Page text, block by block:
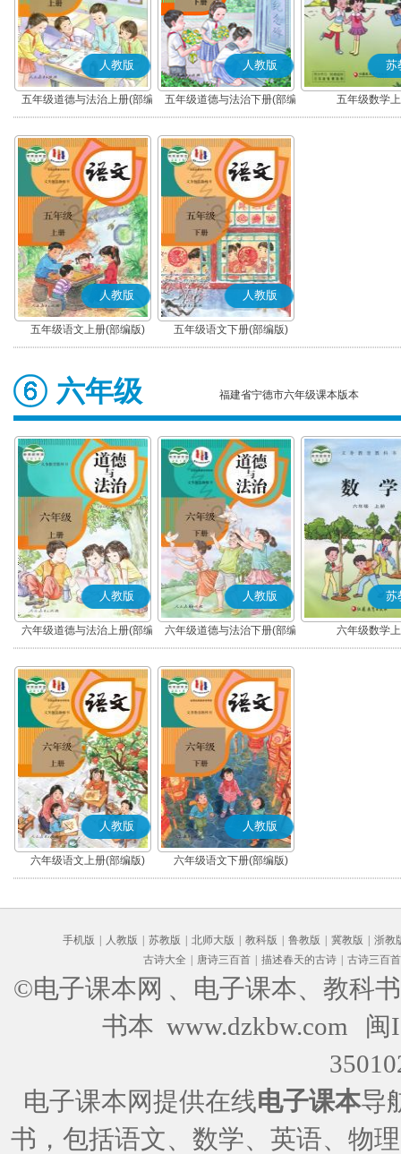
人教版
五年级道德与法治上册(部编
版)
人教版
五年级道德与法治下册(部编
版)
苏
五年级数学
人教版
五年级语文上册(部编版)
人教版
五年级语文下册(部编版)
六年级 福建省宁德市六年级课本版本
人教版
六年级道德与法治上册(部编
版)
人教版
六年级道德与法治下册(部编
版)
苏
六年级数学
人教版
六年级语文上册(部编版)
人教版
六年级语文下册(部编版)
手机版 人教版 苏教版 北师大版 教科版 鲁教版 冀教版
浙教
古诗大全
唐诗三百首 描述春天的古诗 古诗三百首
©电子课本网 、电子课本、教科
书本 www.dzkbw.com
闽
电子课本网提供在线电子课本导
书，包括语文、数学、英语、物